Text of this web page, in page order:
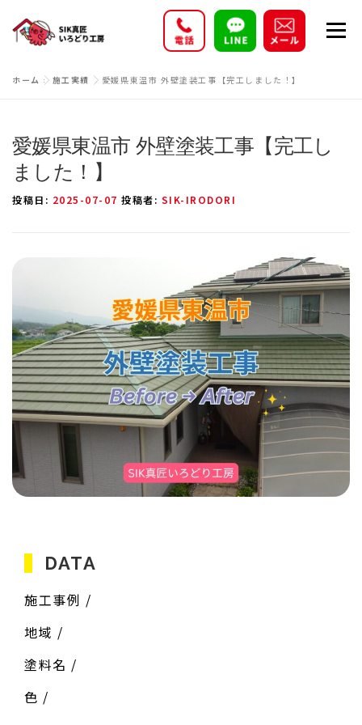
ン
ン
ス
プ
メニ
施工実績 事業内容 プラン・価格
お客様の声 新着情報 会社概要 採用情報
ホーム » 施工実績 » 愛媛県東温市 外壁塗装工事【完工しました！】
愛媛県東温市 外壁塗装工事【完工し
ました！】
投稿日: 2025-07-07 投稿者: SIK-IRODORI
DATA
施工事例 /
地域 /
塗料名 /
色 /